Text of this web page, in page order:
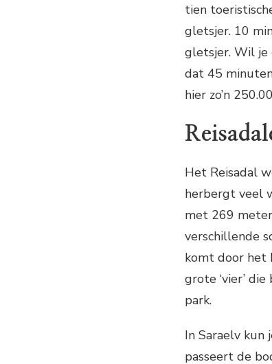
tien
gletsjer. 10
gletsjer. Wil je
dat 45
hier zo’n
Het Reisadal
herbergt veel
met 269
verschillende
komt door het
grote ‘vier’
park.
In Saraelv kun
passeert de